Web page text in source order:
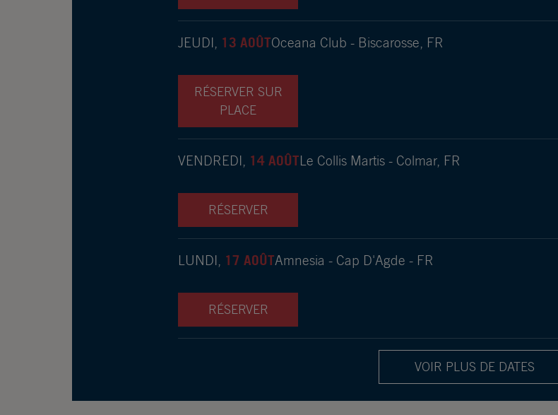
JEUDI, 13 AOÛTOceana Club - Biscarosse, FR
RÉSERVER SUR
PLACE
VENDREDI, 14 AOÛTLe Collis Martis - Colmar, FR
RÉSERVER
LUNDI, 17 AOÛTAmnesia - Cap D'Agde - FR
RÉSERVER
VOIR PLUS DE DATES